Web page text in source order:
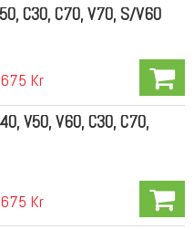
C30, C70, V70, S/V60
675 Kr
V50, V60, C30, C70,
675 Kr